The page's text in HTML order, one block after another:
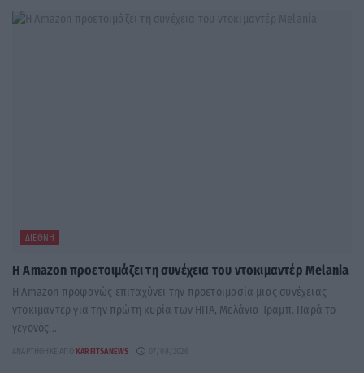
ΔΙΕΘΝΉ
Η Amazon προετοιμάζει τη συνέχεια του ντοκιμαντέρ Melania
Η Amazon προφανώς επιταχύνει την προετοιμασία μιας συνέχειας
ντοκιμαντέρ για την πρώτη κυρία των ΗΠΑ, Μελάνια Τραμπ. Παρά το
γεγονός...
ΑΝΑΡΤΉΘΗΚΕ ΑΠΌ KARFITSANEWS